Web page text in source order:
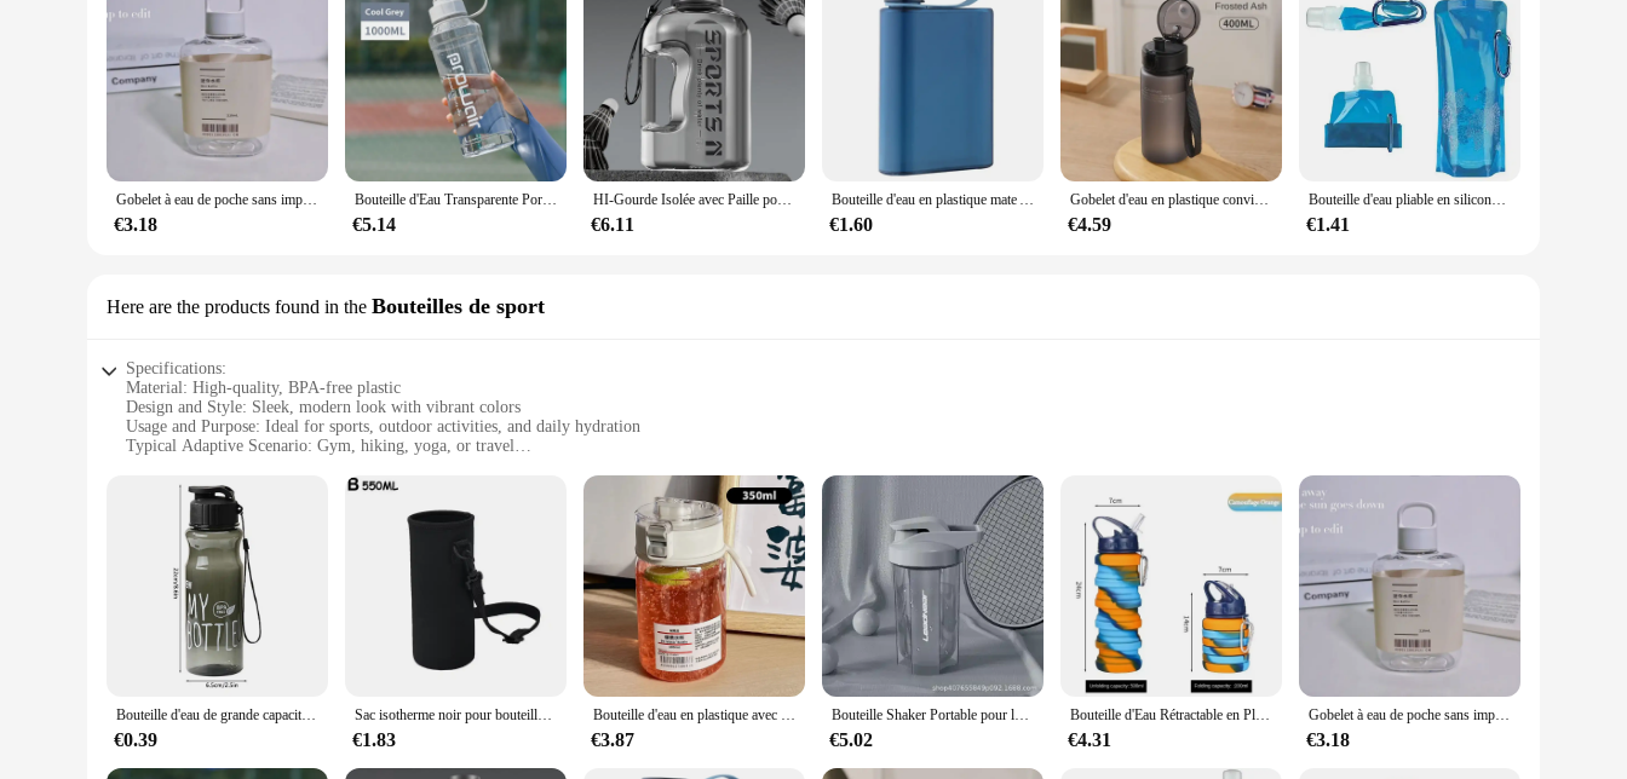
Gobelet à eau de poche sans impression, remplacement plat, petite bouteille, tasse publicitaire, simple, haute température, haute valeur, tasse pratique, 310ml
€3.18
Bouteille d'Eau Transparente Portable de 1000ml, Tasse de dehors pour Plein Air, Gym, Voyage, Grande Capacité, Étanche, Sans BPA
€5.14
HI-Gourde Isolée avec Paille pour Homme et Femme, Gourde Étanche pour la Gym, Voyage, Randonnée, Camping, Fitness, 2.7 L, 1,7 L
€6.11
Bouteille d'eau en plastique mate A5 de 500ML, Portable, pour Sport en plein air, bouilloire pour ordinateur Portable, pour hommes et femmes
€1.60
Gobelet d'eau en plastique conviviale ré pour enfants, bouteille de sport, fitness, extérieur, décontracté, haute qualité, 400ml, 560ml, 600ml
€4.59
Bouteille d'eau pliable en silicone ultraléger portable, sac à eau souple, fournitures de sport de plein air, randonnée, camping
€1.41
Here are the products found in the Bouteilles de sport
Specifications:
Material: High-quality, BPA-free plastic
Design and Style: Sleek, modern look with vibrant colors
Usage and Purpose: Ideal for sports, outdoor activities, and daily hydration
Typical Adaptive Scenario: Gym, hiking, yoga, or travel
Performance and Property: Leak-proof, durable, and easy to clean
**Optimal Hydration on the Go**
The eau hydogene Bouteilles de sport are the perfect companions for those who value convenience and health. Designed with an emphasis on portability, these 500ml bottles are lightweight and easy to
carry, making them ideal for gym sessions, outdoor adventures, or daily hydration. The leak-proof design ensures that your water stays secure, while the durable construction stands up to the rigors of
daily use. Whether you're hitting the gym, hiking a trail, or simply staying hydrated throughout the day, these bottles are the reliable choice for maintaining your body's optimal hydration levels.
**Designed for the Active Lifestyle**
Aesthetics meet functionality in these eau hydogene bottles. The modern, sleek design is available in a variety of vibrant colors, ensuring that your bottle stands out as a stylish accessory. The
lightweight construction makes it easy to carry multiple bottles, and the large 500ml capacity means you can stay hydrated for longer periods without frequent refills. The bottles are not only
functional but also easy to clean, making them a practical choice for the active individual.
**For Wholesale and Vendor Needs**
looking to provide high-quality hydration solutions to their customers. The eau hydogene bottles are not just a product; they are an investment in the health and well-being of your customers. With the
Bouteille d'eau de grande capacité pour le sport, 03/Boire, Portable, Sûr, Sports, Bons bancs
€0.39
Sac isotherme noir pour bouteille d'eau de sport, étui de tasse, couvercles de tasse, Electrolux, 420 ml-1500ml
€1.83
Bouteille d'eau en plastique avec échelle de temps, portable, transparent, kawaii, sport, tasse pratique, 550 ml, 800ml
€3.87
Bouteille Shaker Portable pour le dehors, Bouteille d'Eau Anti-Fuite pour Gym, Fitness, Entraînement, 500ml, 10000
€5.02
Bouteille d'Eau Rétractable en Plastique et Silicone, Pliable, Haute Température, de Qualité Alimentaire, pour le Cyclisme et le dehors
€4.31
Gobelet à eau de poche sans impression, remplacement plat, petite bouteille, tasse publicitaire, simple, haute température, haute valeur, tasse pratique, 310ml
€3.18